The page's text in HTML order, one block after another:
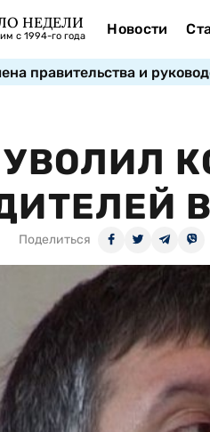
НЕДЕЛИ
с 1994-го года Новости
правительства и
Поделиться